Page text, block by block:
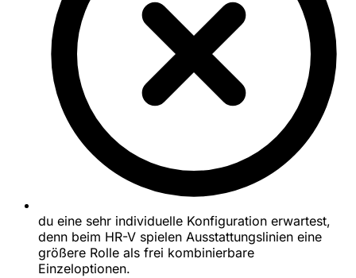
du eine sehr individuelle Konfiguration erwartest,
denn beim HR-V spielen Ausstattungslinien eine
größere Rolle als frei kombinierbare
Einzeloptionen.